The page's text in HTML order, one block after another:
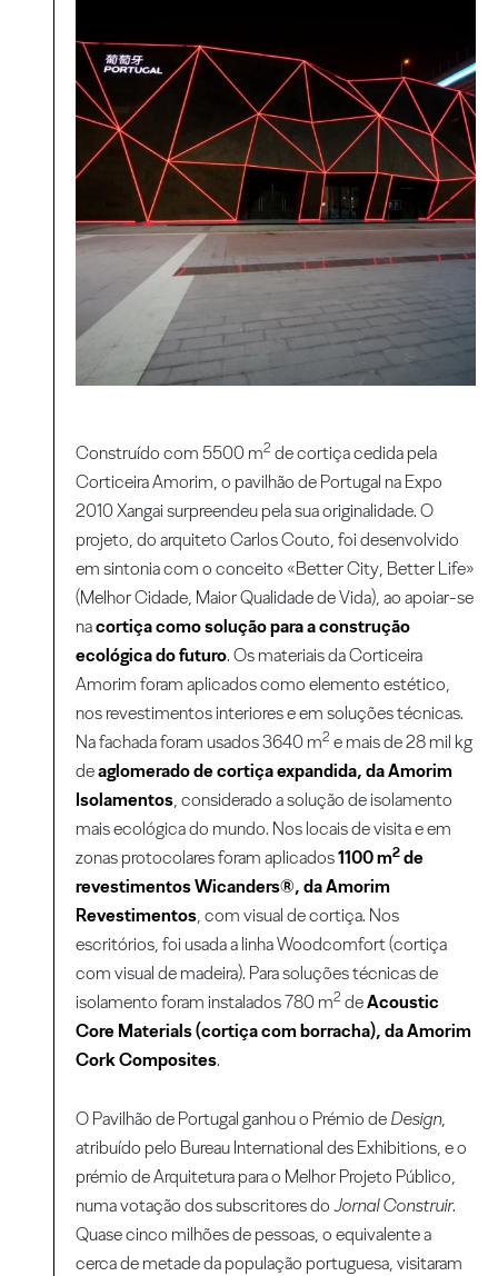
Construído com 5500 m2 de cortiça cedida pela
Corticeira Amorim, o pavilhão de Portugal na Expo
2010 Xangai surpreendeu pela sua originalidade. O
projeto, do arquiteto Carlos Couto, foi desenvolvido
em sintonia com o conceito «Better City, Better Life»
(Melhor Cidade, Maior Qualidade de Vida), ao apoiar-se
nacortiça como solução para a construção
ecológica do futuro. Os materiais da Corticeira
Amorim foram aplicados como elemento estético,
nos revestimentos interiores e em soluções técnicas.
Na fachada foram usados 3640 m2 e mais de 28 mil kg
deaglomerado de cortiça expandida, da Amorim
Isolamentos, considerado a solução de isolamento
mais ecológica do mundo. Nos locais de visita e em
zonas protocolares foram aplicados1100 m2 de
revestimentos Wicanders®, da Amorim
Revestimentos, com visual de cortiça. Nos
escritórios, foi usada a linha Woodcomfort (cortiça
com visual de madeira). Para soluções técnicas de
isolamento foram instalados 780 m2 deAcoustic
Core Materials (cortiça com borracha), da Amorim
Cork Composites.
O Pavilhão de Portugal ganhou o Prémio de Design,
atribuído pelo Bureau International des Exhibitions, e o
prémio de Arquitetura para o Melhor Projeto Público,
numa votação dos subscritores doJornal Construir.
Quase cinco milhões de pessoas, o equivalente a
cerca de metade da população portuguesa, visitaram